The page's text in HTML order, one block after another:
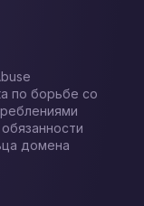
по борьбе со
домена